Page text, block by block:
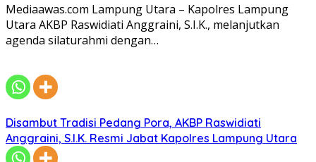
Mediaawas.com Lampung Utara – Kapolres Lampung
Utara AKBP Raswidiati Anggraini, S.I.K., melanjutkan
agenda silaturahmi dengan…
Disambut Tradisi Pedang Pora, AKBP Raswidiati
Anggraini, S.I.K. Resmi Jabat Kapolres Lampung Utara